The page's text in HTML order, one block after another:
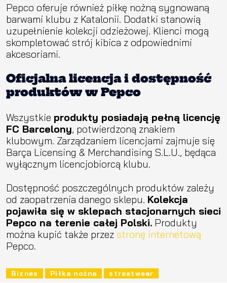
​Pepco oferuje również piłkę nożną sygnowaną
barwami klubu z Katalonii. Dodatki stanowią
uzupełnienie kolekcji odzieżowej. Klienci mogą
skompletować strój kibica z odpowiednimi
akcesoriami.
Oficjalna licencja i dostępność
produktów w Pepco
Wszystkie produkty posiadają pełną licencję
FC Barcelony, potwierdzoną znakiem
klubowym. Zarządzaniem licencjami zajmuje się
Barça Licensing & Merchandising S.L.U., będąca
wyłącznym licencjobiorcą klubu.
Dostępność poszczególnych produktów zależy
od zaopatrzenia danego sklepu. Kolekcja
pojawiła się w sklepach stacjonarnych sieci
Pepco na terenie całej Polski. Produkty
można kupić także przez stronę internetową
Pepco.
Biznes Piłka nożna streetwear